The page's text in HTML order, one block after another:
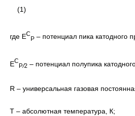
(1)
где ЕС
Р – потенциал пика катодного
ЕС
Р/2 – потенциал полупика
R – универсальная газовая
Т – абсолютная температура, К;